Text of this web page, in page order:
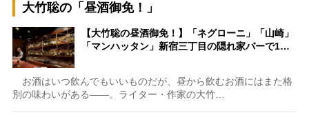
大竹聡の「昼酒御免！」
【大竹聡の昼酒御免！】「ネグローニ」「山崎」
「マンハッタン」新宿三丁目の隠れ家バーで1…
お酒はいつ飲んでもいいものだが、昼から飲むお酒にはまた格
別の味わいがある――。ライター・作家の大竹…